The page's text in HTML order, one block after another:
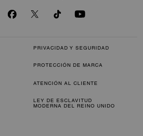
PRIVACIDAD Y SEGURIDAD
PROTECCIÓN DE MARCA
ATENCIÓN AL CLIENTE
LEY DE ESCLAVITUD
MODERNA DEL REINO UNIDO